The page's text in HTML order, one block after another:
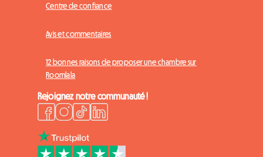
Centre de confiance
Avis et commentaires
12 bonnes raisons de proposer une chambre sur
Roomlala
Rejoignez notre communauté !